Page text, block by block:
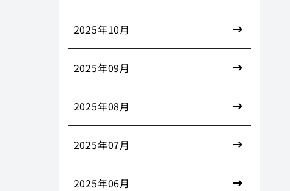
2025年10月
2025年09月
2025年08月
2025年07月
2025年06月